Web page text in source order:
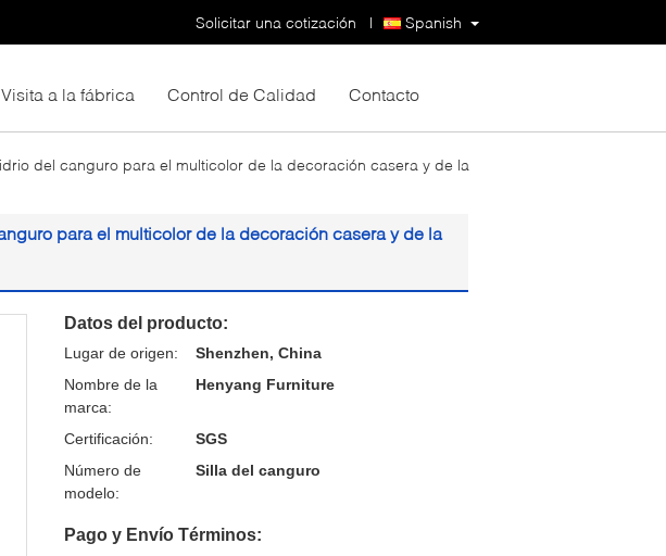
Spanish
Solicitar una cotización |
Visita a la fábrica Control de Calidad Contacto
del canguro para el multicolor de la decoración casera y de la
para el multicolor de la decoración casera y de la
Datos del producto:
Lugar de origen:
Shenzhen, China
Nombre de la
marca:
Henyang Furniture
Certificación:
SGS
Número de
modelo:
Silla del canguro
Pago y Envío Términos: